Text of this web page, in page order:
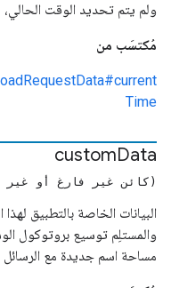
ولم يتم تحديد الوقت
مُكتسَب من
Time
customData
(كائن غير فارغ أو غير
البيانات الخاصة بالتطبيق
والمستلِم توسيع بروتوكول
مساحة اسم جديدة مع